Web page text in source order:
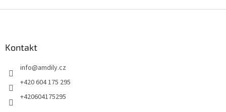
Kontakt
info@amdily.cz
+420 604 175 295
+420604175295